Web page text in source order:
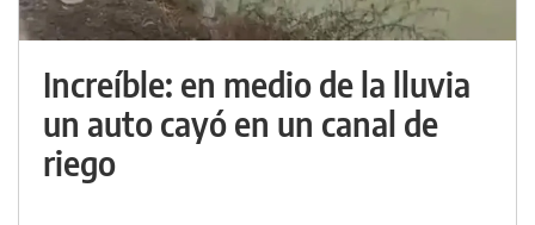
Increíble: en medio de la lluvia
un auto cayó en un canal de
riego